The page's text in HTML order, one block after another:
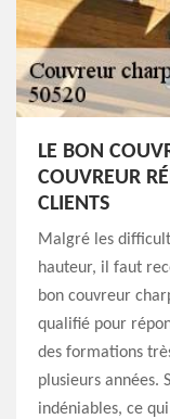
LE BON
COUVREUR
CLIENTS
Malgré les
hauteur, il faut
bon couvreur
qualifié pour
des formations
plusieurs années.
indéniables, ce